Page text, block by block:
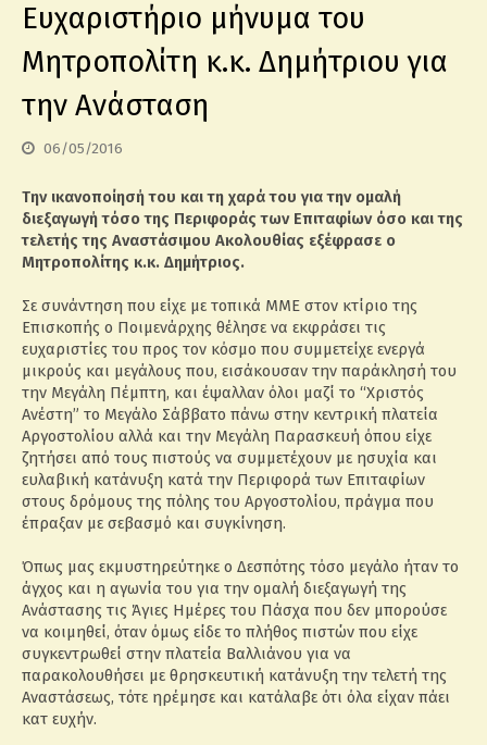
Ευχαριστήριο μήνυμα του
Μητροπολίτη κ.κ. Δημήτριου για
την Ανάσταση
06/05/2016
Την ικανοποίησή του και τη χαρά του για την ομαλή
διεξαγωγή τόσο της Περιφοράς των Επιταφίων όσο και της
τελετής της Αναστάσιμου Ακολουθίας εξέφρασε ο
Μητροπολίτης κ.κ. Δημήτριος.
Σε συνάντηση που είχε με τοπικά ΜΜΕ στον κτίριο της
Επισκοπής ο Ποιμενάρχης θέλησε να εκφράσει τις
ευχαριστίες του προς τον κόσμο που συμμετείχε ενεργά
μικρούς και μεγάλους που, εισάκουσαν την παράκλησή του
την Μεγάλη Πέμπτη, και έψαλλαν όλοι μαζί το “Χριστός
Ανέστη” το Μεγάλο Σάββατο πάνω στην κεντρική πλατεία
Αργοστολίου αλλά και την Μεγάλη Παρασκευή όπου είχε
ζητήσει από τους πιστούς να συμμετέχουν με ησυχία και
ευλαβική κατάνυξη κατά την Περιφορά των Επιταφίων
στους δρόμους της πόλης του Αργοστολίου, πράγμα που
έπραξαν με σεβασμό και συγκίνηση.
Όπως μας εκμυστηρεύτηκε ο Δεσπότης τόσο μεγάλο ήταν το
άγχος και η αγωνία του για την ομαλή διεξαγωγή της
Ανάστασης τις Άγιες Ημέρες του Πάσχα που δεν μπορούσε
να κοιμηθεί, όταν όμως είδε το πλήθος πιστών που είχε
συγκεντρωθεί στην πλατεία Βαλλιάνου για να
παρακολουθήσει με θρησκευτική κατάνυξη την τελετή της
Αναστάσεως, τότε ηρέμησε και κατάλαβε ότι όλα είχαν πάει
κατ ευχήν.